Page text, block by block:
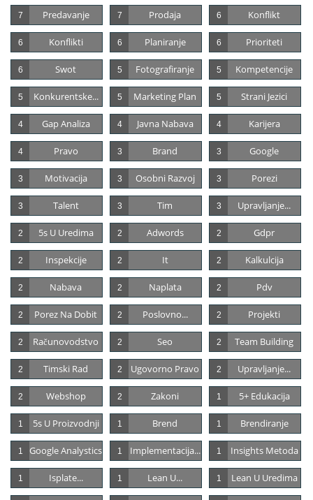
Predavanje
7 Prodaja
7 Konflikt
6
Konflikti
6 Planiranje
6 Prioriteti
6
Swot
6 Fotografiranje
5 Kompetencije
5
Konkurentske...
5 Marketing Plan
5 Strani Jezici
5
Gap Analiza
4 Javna Nabava
4 Karijera
4
Pravo
4 Brand
3 Google
3
Motivacija
3 Osobni Razvoj
3 Porezi
3
Talent
3 Tim
3 Upravljanje...
3
5s U Uredima
2 Adwords
2 Gdpr
2
Inspekcije
2 It
2 Kalkulcija
2
Nabava
2 Naplata
2 Pdv
2
Porez Na Dobit
2 Poslovno...
2 Projekti
2
Računovodstvo
2 Seo
2 Team Building
2
Timski Rad
2 Ugovorno Pravo
2 Upravljanje...
2
Webshop
2 Zakoni
2 5+ Edukacija
1
5s U Proizvodnji
1 Brend
1 Brendiranje
1
Google Analystics
1 Implementacija...
1 Insights Metoda
1
Isplate...
1 Lean U...
1 Lean U Uredima
1